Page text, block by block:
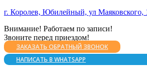
г. Королев, Юбилейный, ул Маяковского,
Внимание! Работаем по записи!
Звоните перед приездом!
ЗАКАЗАТЬ ОБРАТНЫЙ ЗВОНОК
НАПИСАТЬ В WHATSAPP